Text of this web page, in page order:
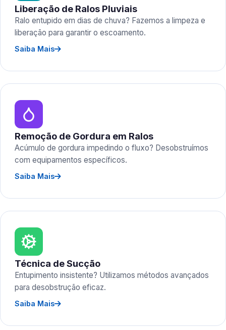
Liberação de Ralos Pluviais
Ralo entupido em dias de chuva? Fazemos a limpeza e
liberação para garantir o escoamento.
Saiba Mais
Remoção de Gordura em Ralos
Acúmulo de gordura impedindo o fluxo? Desobstruímos
com equipamentos específicos.
Saiba Mais
Técnica de Sucção
Entupimento insistente? Utilizamos métodos avançados
para desobstrução eficaz.
Saiba Mais